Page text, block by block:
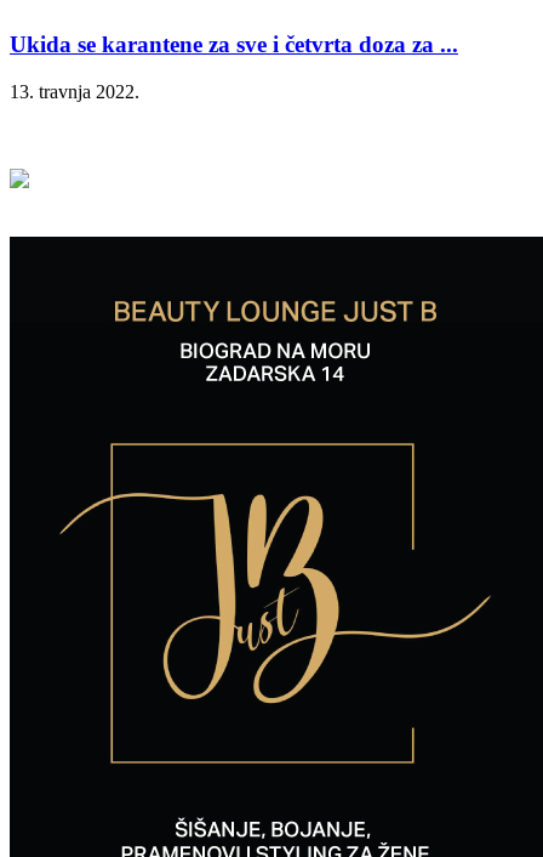
Ukida se karantene za sve i četvrta doza za ...
13. travnja 2022.